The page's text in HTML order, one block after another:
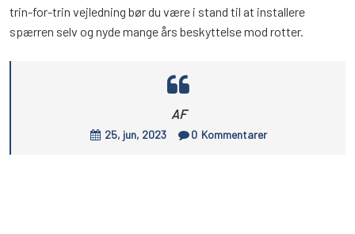
trin-for-trin vejledning bør du være i stand til at installere
spærren selv og nyde mange års beskyttelse mod rotter.
AF
25, jun, 2023 0 Kommentarer